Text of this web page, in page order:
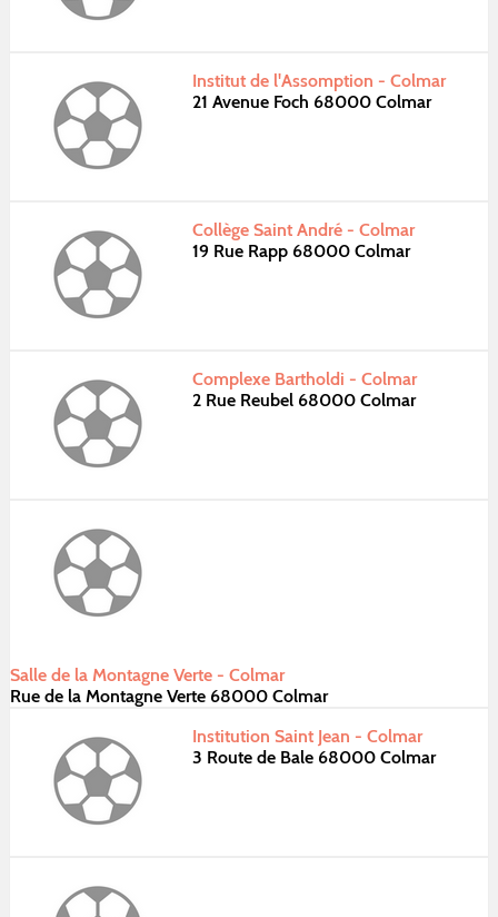
Institut de l'Assomption - Colmar
21 Avenue Foch 68000 Colmar
Collège Saint André - Colmar
19 Rue Rapp 68000 Colmar
Complexe Bartholdi - Colmar
2 Rue Reubel 68000 Colmar
Salle de la Montagne Verte - Colmar
Rue de la Montagne Verte 68000 Colmar
Institution Saint Jean - Colmar
3 Route de Bale 68000 Colmar